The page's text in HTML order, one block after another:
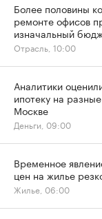
Более половины
ремонте офисов
изначальный
Отрасль, 10:00
Аналитики
ипотеку на
Москве
Деньги, 09:00
Временное
цен на жилье
Жилье, 06:00